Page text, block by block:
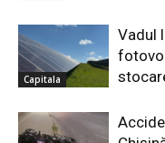
Capitala
Vadul